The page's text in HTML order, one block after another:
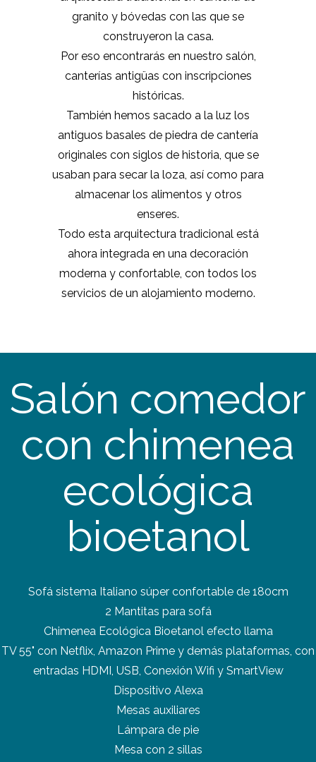
granito y bóvedas con las que se
construyeron la casa.
Por eso encontrarás en nuestro salón,
canterías antigüas con inscripciones
históricas.
También hemos sacado a la luz los
antiguos basales de piedra de cantería
originales con siglos de historia, que se
usaban para secar la loza, así como para
almacenar los alimentos y otros
enseres.
Todo esta arquitectura tradicional está
ahora integrada en una decoración
moderna y confortable, con todos los
servicios de un alojamiento moderno.
Salón comedor
con chimenea
ecológica
bioetanol
Sofá sistema Italiano súper confortable de 180cm
2 Mantitas para sofá
Chimenea Ecológica Bioetanol efecto llama
TV 55" con Netflix, Amazon Prime y demás plataformas, con
entradas HDMI, USB, Conexión Wifi y SmartView
Dispositivo Alexa
Mesas auxiliares
Lámpara de pie
Mesa con 2 sillas